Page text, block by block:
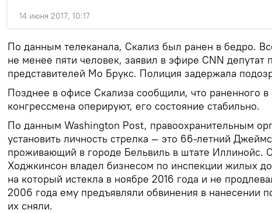
14 июня 2017, 10:17
По данным телеканала, Скализ был ранен в бедро.
не менее пяти человек, заявил в эфире CNN депутат
представителей Мо Брукс. Полиция задержала
Позднее в офисе Скализа сообщили, что раненного в
конгрессмена оперируют, его состояние стабильно.
По данным Washington Post, правоохранительным
установить личность стрелка — это 66-летний
проживающий в городе Бельвиль в штате Иллинойс.
Ходжкинсон владел бизнесом по инспекции жилых
на который истекла в ноябре 2016 года и не
2006 года ему предъявляли обвинения в нанесении
их сняли.